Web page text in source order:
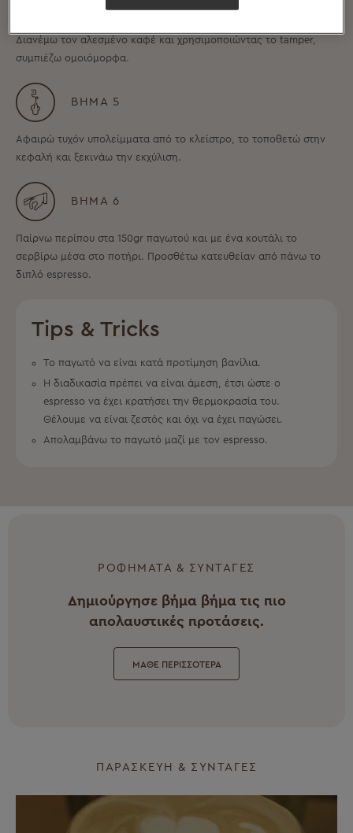
Διανέμω τον αλεσμένο καφέ και χρησιμοποιώντας το tamper,
συμπιέζω ομοιόμορφα.
ΒΉΜΑ 5
Αφαιρώ τυχόν υπολείμματα από το κλείστρο, το τοποθετώ στην
κεφαλή και ξεκινάω την εκχύλιση.
ΒΉΜΑ 6
Παίρνω περίπου στα 150gr παγωτού και με ένα κουτάλι το
σερβίρω μέσα στο ποτήρι. Προσθέτω κατευθείαν από πάνω το
διπλό espresso.
Tips & Tricks
Το παγωτό να είναι κατά προτίμηση βανίλια.
Η διαδικασία πρέπει να είναι άμεση, έτσι ώστε ο
espresso να έχει κρατήσει την θερμοκρασία του.
Θέλουμε να είναι ζεστός και όχι να έχει παγώσει.
Απολαμβάνω το παγωτό μαζί με τον espresso.
ΡΟΦΗΜΑΤΑ & ΣΥΝΤΑΓΕΣ
Δημιούργησε βήμα βήμα τις πιο
απολαυστικές προτάσεις.
ΜΑΘΕ ΠΕΡΙΣΣΟΤΕΡΑ
ΠΑΡΑΣΚΕΥΉ & ΣΥΝΤΑΓΈΣ